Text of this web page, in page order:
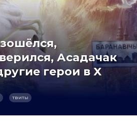
Асадачак
герои в X
твиты